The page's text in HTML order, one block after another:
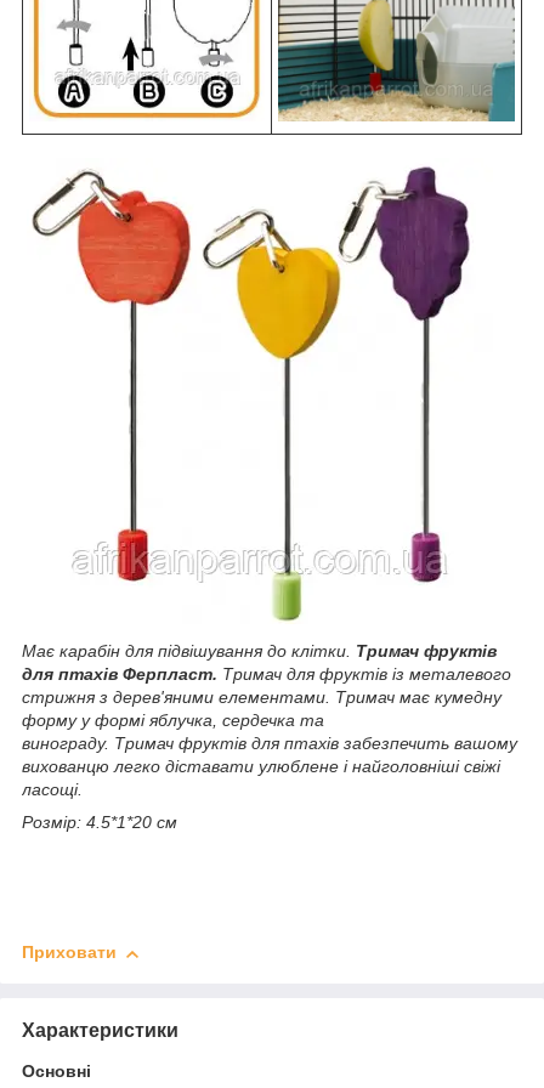
Має карабін для підвішування до клітки. Тримач фруктів
для птахів Ферпласт. Тримач для фруктів із металевого
стрижня з дерев'яними елементами. Тримач має кумедну
форму у формі яблучка, сердечка та
винограду. Тримач фруктів для птахів забезпечить вашому
вихованцю легко діставати улюблене і найголовніші свіжі
ласощі.
Розмір: 4.5*1*20 см
Приховати
Характеристики
Основні